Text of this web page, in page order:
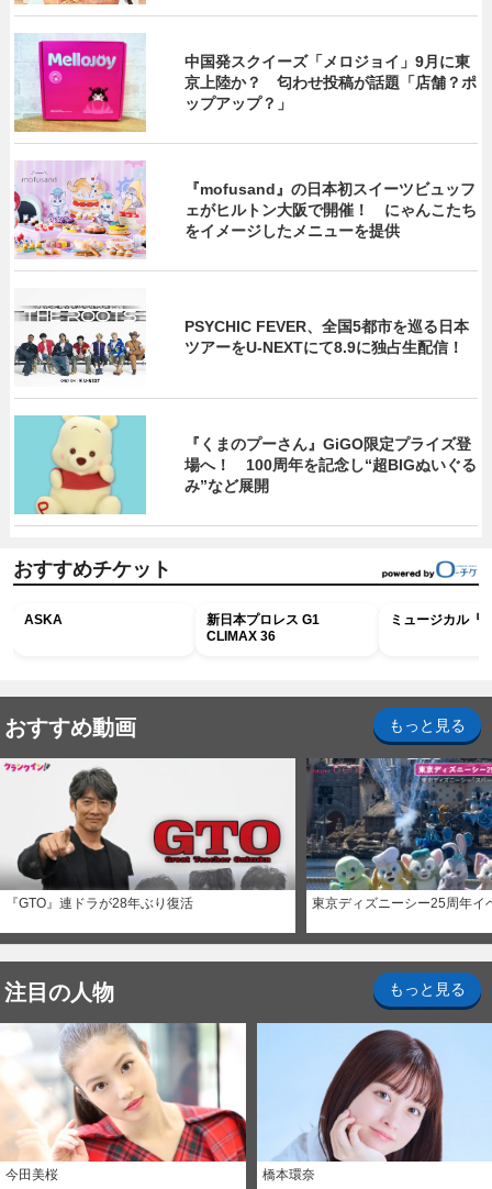
中国発スクイーズ「メロジョイ」9月に東
京上陸か？ 匂わせ投稿が話題「店舗？ポ
ップアップ？」
『mofusand』の日本初スイーツビュッフ
ェがヒルトン大阪で開催！ にゃんこたち
をイメージしたメニューを提供
PSYCHIC FEVER、全国5都市を巡る日本
ツアーをU‐NEXTにて8.9に独占生配信！
『くまのプーさん』GiGO限定プライズ登
場へ！ 100周年を記念し“超BIGぬいぐる
み”など展開
おすすめチケット
ASKA
新日本プロレス G1
CLIMAX 36
ミュージカル『
おすすめ動画 もっと見る
『GTO』連ドラが28年ぶり復活 東京ディズニーシー25周年イ
注目の人物 もっと見る
今田美桜 橋本環奈